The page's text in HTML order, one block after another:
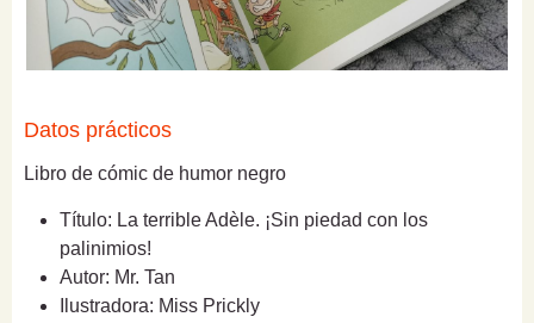
Datos prácticos
Libro de cómic de humor negro
Título: La terrible Adèle. ¡Sin piedad con los
palinimios!
Autor: Mr. Tan
Ilustradora: Miss Prickly